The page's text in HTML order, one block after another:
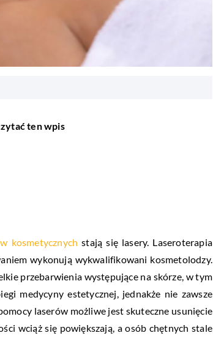
ten wpis
kosmetycznych stają się lasery. Laseroterapia
wykonują wykwalifikowani kosmetolodzy.
przebarwienia występujące na skórze, w tym
medycyny estetycznej, jednakże nie zawsze
laserów możliwe jest skuteczne usunięcie
wciąż się powiększają, a osób chętnych stale